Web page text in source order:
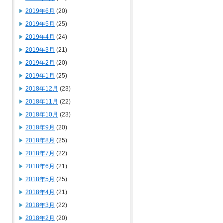
2019年6月 (20)
2019年5月 (25)
2019年4月 (24)
2019年3月 (21)
2019年2月 (20)
2019年1月 (25)
2018年12月 (23)
2018年11月 (22)
2018年10月 (23)
2018年9月 (20)
2018年8月 (25)
2018年7月 (22)
2018年6月 (21)
2018年5月 (25)
2018年4月 (21)
2018年3月 (22)
2018年2月 (20)